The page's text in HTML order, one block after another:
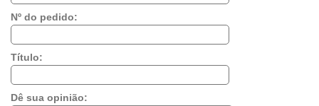
Nº do pedido:
Título:
Dê sua opinião: